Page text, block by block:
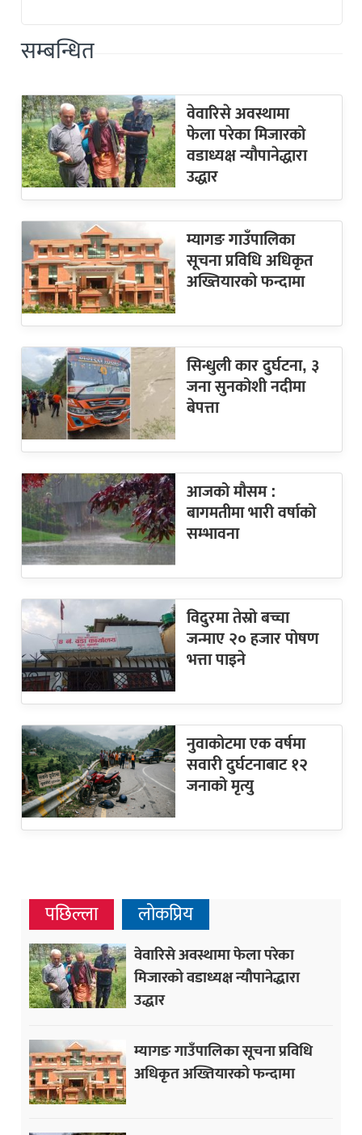
सम्बन्धित
वेवारिसे अवस्थामा
फेला परेका मिजारको
वडाध्यक्ष न्यौपानेद्धारा
उद्धार
म्यागङ गाउँपालिका
सूचना प्रविधि अधिकृत
अख्तियारको फन्दामा
सिन्धुली कार दुर्घटना, ३
जना सुनकोशी नदीमा
बेपत्ता
आजको मौसम :
बागमतीमा भारी वर्षाको
सम्भावना
विदुरमा तेस्रो बच्चा
जन्माए २० हजार पोषण
भत्ता पाइने
नुवाकोटमा एक वर्षमा
सवारी दुर्घटनाबाट १२
जनाको मृत्यु
पछिल्ला लोकप्रिय
वेवारिसे अवस्थामा फेला परेका
मिजारको वडाध्यक्ष न्यौपानेद्धारा
उद्धार
म्यागङ गाउँपालिका सूचना प्रविधि
अधिकृत अख्तियारको फन्दामा